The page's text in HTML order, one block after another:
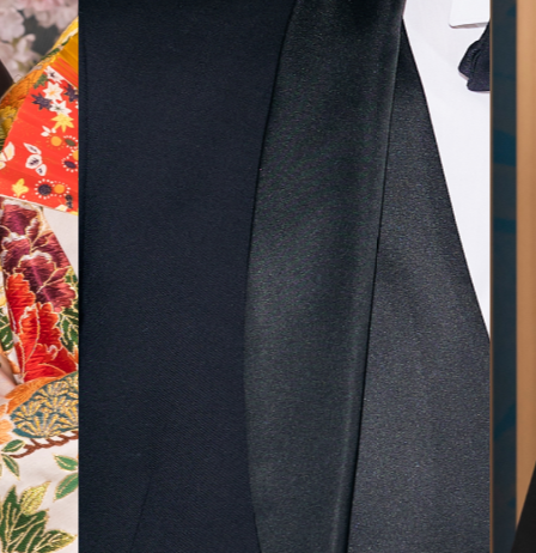
無料相談予約
来店・オンライン